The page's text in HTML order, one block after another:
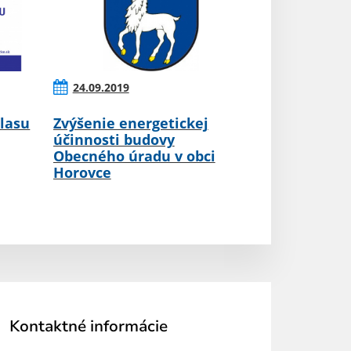
24.09.2019
Zvýšenie energetickej
účinnosti budovy
Obecného úradu v obci
Horovce
Kontaktné informácie